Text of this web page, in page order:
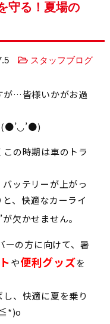
守る！夏場の
スタッフブログ
が…皆様いかがお過
(●’◡’●)
の時期は車のトラ
ッテリーが上がっ
、快適なカーライ
が欠かせません。
ーの方に向けて、暑
や便利グッズを
、快適に夏を乗り